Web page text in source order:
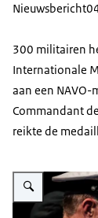
Nieuwsbericht
300 militairen
Internationale
aan een NAVO-
Commandant
reikte de
Vergroot